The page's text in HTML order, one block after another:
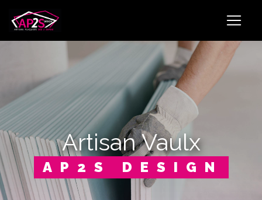
artisan Vaulx
AP2S DESIGN